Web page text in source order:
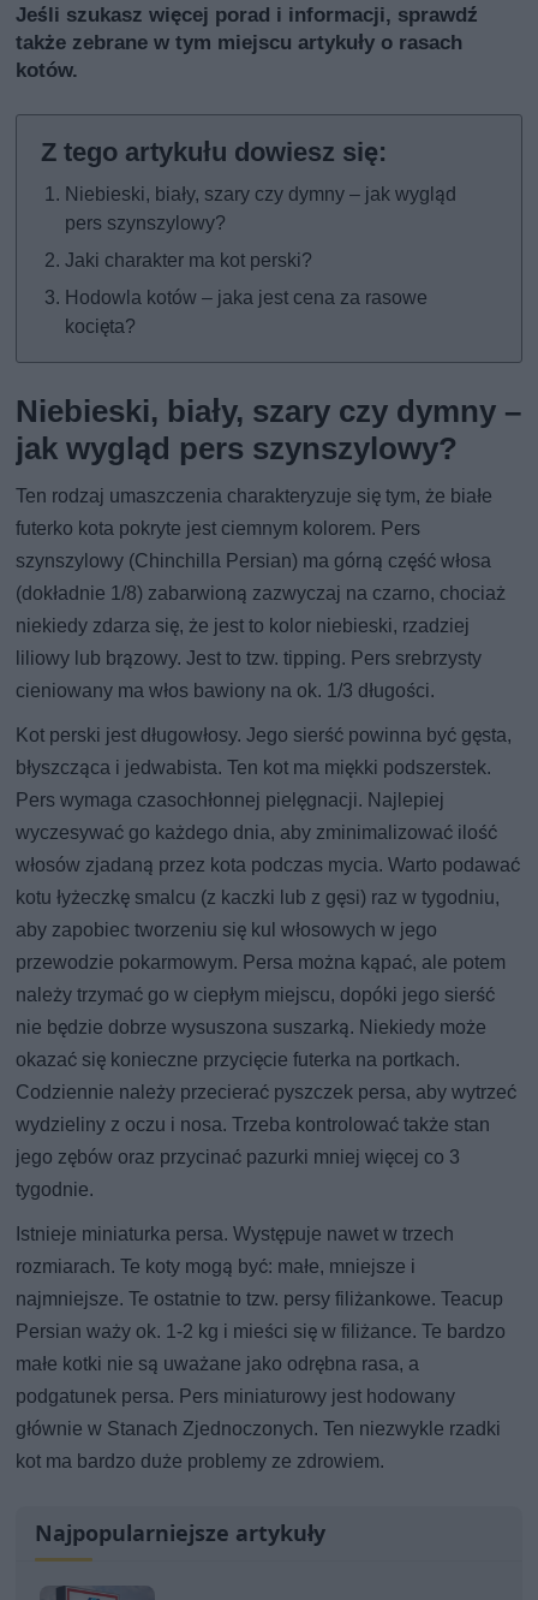
Jeśli szukasz więcej porad i informacji, sprawdź
także zebrane w tym miejscu artykuły o rasach
kotów.
Niebieski, biały, szary czy dymny – jak wygląd
pers szynszylowy?
Jaki charakter ma kot perski?
Hodowla kotów – jaka jest cena za rasowe
kocięta?
Niebieski, biały, szary czy dymny –
jak wygląd pers szynszylowy?
Ten rodzaj umaszczenia charakteryzuje się tym, że białe
futerko kota pokryte jest ciemnym kolorem. Pers
szynszylowy (Chinchilla Persian) ma górną część włosa
(dokładnie 1/8) zabarwioną zazwyczaj na czarno, chociaż
niekiedy zdarza się, że jest to kolor niebieski, rzadziej
liliowy lub brązowy. Jest to tzw. tipping. Pers srebrzysty
cieniowany ma włos bawiony na ok. 1/3 długości.
Kot perski jest długowłosy. Jego sierść powinna być gęsta,
błyszcząca i jedwabista. Ten kot ma miękki podszerstek.
Pers wymaga czasochłonnej pielęgnacji. Najlepiej
wyczesywać go każdego dnia, aby zminimalizować ilość
włosów zjadaną przez kota podczas mycia. Warto podawać
kotu łyżeczkę smalcu (z kaczki lub z gęsi) raz w tygodniu,
aby zapobiec tworzeniu się kul włosowych w jego
przewodzie pokarmowym. Persa można kąpać, ale potem
należy trzymać go w ciepłym miejscu, dopóki jego sierść
nie będzie dobrze wysuszona suszarką. Niekiedy może
okazać się konieczne przycięcie futerka na portkach.
Codziennie należy przecierać pyszczek persa, aby wytrzeć
wydzieliny z oczu i nosa. Trzeba kontrolować także stan
jego zębów oraz przycinać pazurki mniej więcej co 3
tygodnie.
Istnieje miniaturka persa. Występuje nawet w trzech
rozmiarach. Te koty mogą być: małe, mniejsze i
najmniejsze. Te ostatnie to tzw. persy filiżankowe. Teacup
Persian waży ok. 1-2 kg i mieści się w filiżance. Te bardzo
małe kotki nie są uważane jako odrębna rasa, a
podgatunek persa. Pers miniaturowy jest hodowany
głównie w Stanach Zjednoczonych. Ten niezwykle rzadki
kot ma bardzo duże problemy ze zdrowiem.
Najpopularniejsze artykuły